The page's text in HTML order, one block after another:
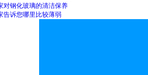
对钢化玻璃的清洁保养
告诉您哪里比较薄弱